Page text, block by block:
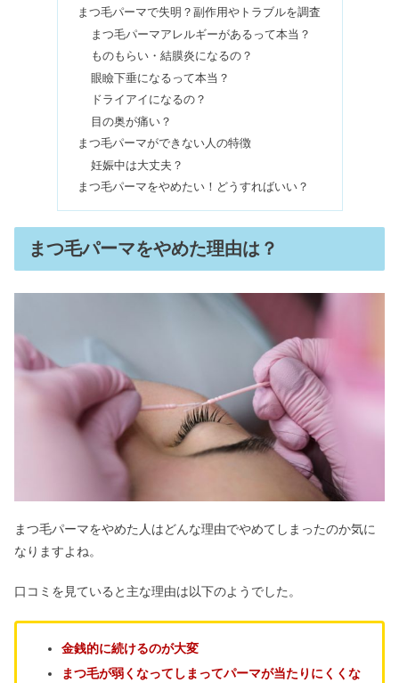
ミンネはひどいって本当？下手な作
品・売れないの評判やトラブル
【逆効果】リファカラット買ってはい
けない？安いのはなぜ？レイの違いも
ジェルネイルをやめてよかったこと｜
やらないほうがいい？後悔する？
毎日キウイを食べていたら？食べ過ぎ
いきなりステーキはひどい？終わった
＆高い・まずい口コミは本当？
全粒粉とは体に悪い？パスタがまずい
評判&小麦粉や強力粉との違い
中もOK？効かない原因は？
スペースマウンテンに怖いお札？浮遊
アイマッサージャーは目に悪い？効果
まつ毛パーマで失明？副作用やトラブルを調査
まつ毛パーマアレルギーがあるって本当？
ものもらい・結膜炎になるの？
眼瞼下垂になるって本当？
ドライアイになるの？
目の奥が痛い？
まつ毛パーマができない人の特徴
妊娠中は大丈夫？
まつ毛パーマをやめたい！どうすればいい？
まつ毛パーマをやめた理由は？
まつ毛パーマをやめた人はどんな理由でやめてしまったのか気に
なりますよね。
口コミを見ていると主な理由は以下のようでした。
金銭的に続けるのが大変
まつ毛が弱くなってしまってパーマが当たりにくくな